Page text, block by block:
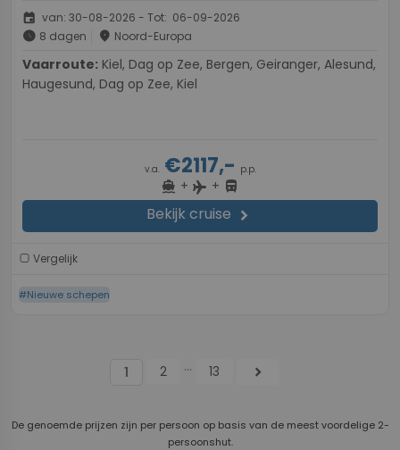
event van: 30-08-2026 - Tot: 06-09-2026
schedule 8 dagen place Noord-Europa
Vaarroute:
Haugesund, Dag op Zee, Kiel
v.a.€2117,- p.p.
directions_boat + flight + directions_bus
Bekijk cruise chevron_right
Vergelijk
#Nieuwe schepen
1 2 ... 13 chevron_right
De genoemde prijzen zijn per persoon op basis van de meest voordelige 2-
persoonshut.